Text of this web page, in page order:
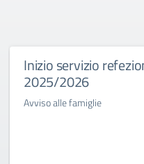
Inizio servizio
2025/2026
Avviso alle famiglie